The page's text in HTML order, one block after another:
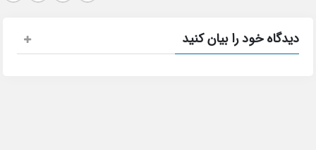
دیدگاه خود را بیان کنید